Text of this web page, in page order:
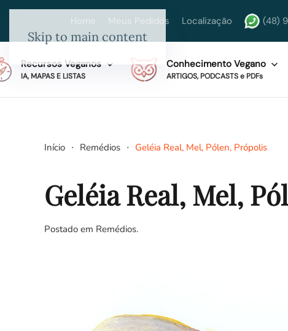
Skip to main content
Home Meus Pedidos Localização (48)
Recursos Veganos
IA, MAPAS E LISTAS
Conhecimento Vegano
ARTIGOS, PODCASTS e PDFs
Início Remédios Geléia Real, Mel, Pólen, Própolis
Geléia Real, Mel,
Postado em Remédios.